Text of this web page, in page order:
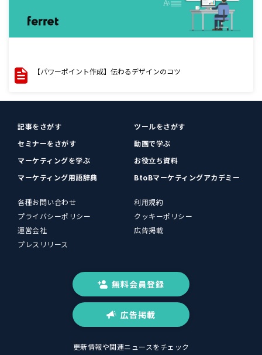
【パワーポイント作成】伝わるデザインのコツ
記事をさがす
ツールをさがす
セミナーをさがす
動画で学ぶ
マーケティングを学ぶ
お役立ち資料
マーケティング用語辞典
BtoBマーケティングアカデミー
各種お問い合わせ
利用規約
プライバシーポリシー
クッキーポリシー
運営会社
広告掲載
プレスリリース
無料会員登録
広告掲載
更新情報や関連ニュースをチェック